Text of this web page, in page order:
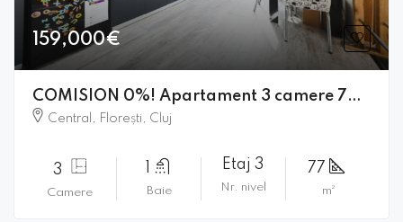
159,000€
COMISION 0%! Apartament 3 camere 77 de mp
Central, Florești, Cluj
3
Camere Baie
Etaj 3
Nr. nivel
77
m²